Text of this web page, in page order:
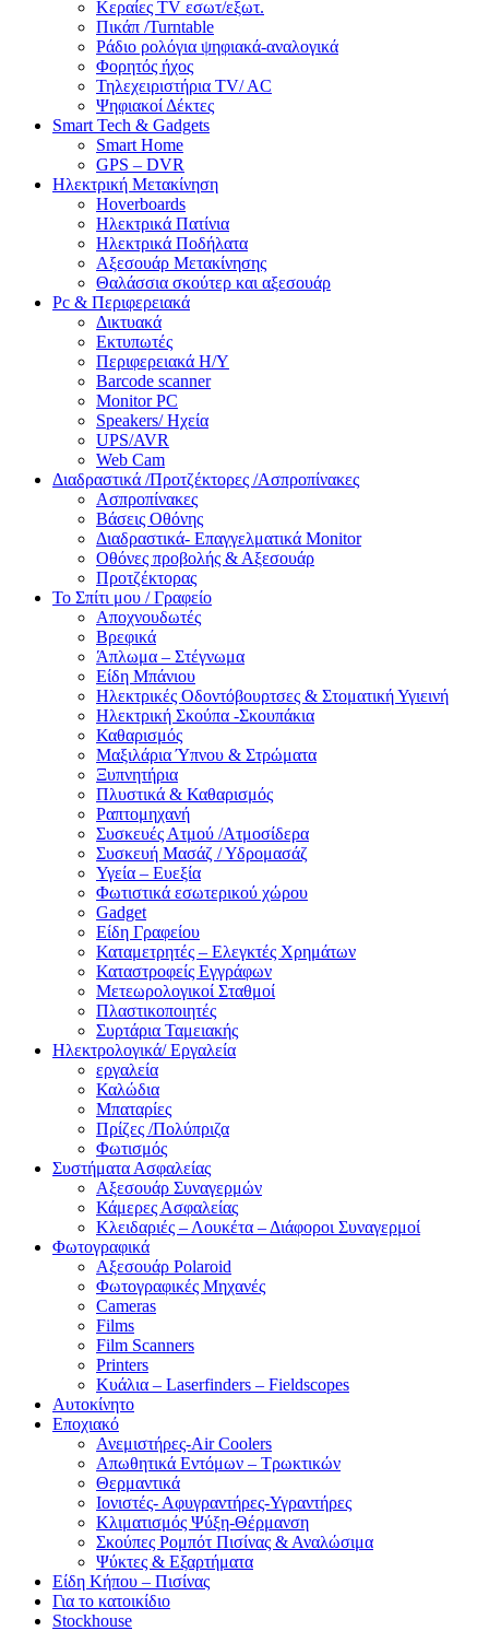
Κεραίες TV εσωτ/εξωτ.
Πικάπ /Turntable
Ράδιο ρολόγια ψηφιακά-αναλογικά
Φορητός ήχος
Τηλεχειριστήρια TV/ AC
Ψηφιακοί Δέκτες
Smart Tech & Gadgets
Smart Home
GPS – DVR
Ηλεκτρική Μετακίνηση
Hoverboards
Ηλεκτρικά Πατίνια
Ηλεκτρικά Ποδήλατα
Αξεσουάρ Μετακίνησης
Θαλάσσια σκούτερ και αξεσουάρ
Pc & Περιφερειακά
Δικτυακά
Εκτυπωτές
Περιφερειακά Η/Υ
Barcode scanner
Monitor PC
Speakers/ Ηχεία
UPS/AVR
Web Cam
Διαδραστικά /Προτζέκτορες /Ασπροπίνακες
Ασπροπίνακες
Βάσεις Οθόνης
Διαδραστικά- Επαγγελματικά Monitor
Οθόνες προβολής & Αξεσουάρ
Προτζέκτορας
Το Σπίτι μου / Γραφείο
Αποχνουδωτές
Βρεφικά
Άπλωμα – Στέγνωμα
Είδη Μπάνιου
Ηλεκτρικές Οδοντόβουρτσες & Στοματική Υγιεινή
Ηλεκτρική Σκούπα -Σκουπάκια
Καθαρισμός
Μαξιλάρια Ύπνου & Στρώματα
Ξυπνητήρια
Πλυστικά & Καθαρισμός
Ραπτομηχανή
Συσκευές Ατμού /Ατμοσίδερα
Συσκευή Μασάζ / Υδρομασάζ
Υγεία – Ευεξία
Φωτιστικά εσωτερικού χώρου
Gadget
Είδη Γραφείου
Καταμετρητές – Ελεγκτές Χρημάτων
Καταστροφείς Εγγράφων
Μετεωρολογικοί Σταθμοί
Πλαστικοποιητές
Συρτάρια Ταμειακής
Ηλεκτρολογικά/ Εργαλεία
εργαλεία
Καλώδια
Μπαταρίες
Πρίζες /Πολύπριζα
Φωτισμός
Συστήματα Ασφαλείας
Αξεσουάρ Συναγερμών
Κάμερες Ασφαλείας
Κλειδαριές – Λουκέτα – Διάφοροι Συναγερμοί
Φωτογραφικά
Αξεσουάρ Polaroid
Φωτογραφικές Μηχανές
Cameras
Films
Film Scanners
Printers
Κυάλια – Laserfinders – Fieldscopes
Αυτοκίνητο
Εποχιακό
Ανεμιστήρες-Air Coolers
Απωθητικά Εντόμων – Τρωκτικών
Θερμαντικά
Ιονιστές- Αφυγραντήρες-Υγραντήρες
Κλιματισμός Ψύξη-Θέρμανση
Σκούπες Ρομπότ Πισίνας & Αναλώσιμα
Ψύκτες & Εξαρτήματα
Είδη Κήπου – Πισίνας
Για το κατοικίδιο
Stockhouse